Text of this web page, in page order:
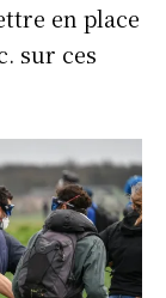
en place
sur ces